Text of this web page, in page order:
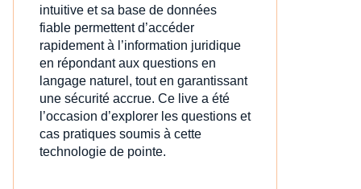
intuitive et sa base de données
fiable permettent d’accéder
rapidement à l’information juridique
en répondant aux questions en
langage naturel, tout en garantissant
une sécurité accrue. Ce live a été
l’occasion d’explorer les questions et
cas pratiques soumis à cette
technologie de pointe.